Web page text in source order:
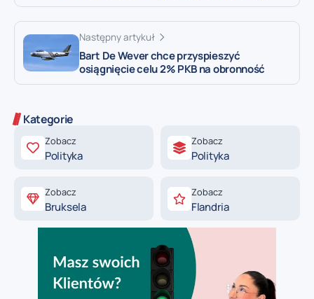
Następny artykuł
Bart De Wever chce przyspieszyć
osiągnięcie celu 2% PKB na obronność
Kategorie
Zobacz
Polityka
Zobacz
Polityka
Zobacz
Bruksela
Zobacz
Flandria